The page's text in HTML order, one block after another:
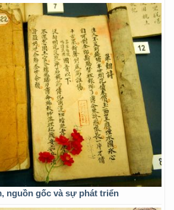
nguồn gốc và sự phát triển